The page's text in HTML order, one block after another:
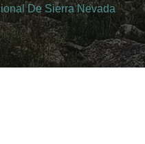
De Sierra Nevada